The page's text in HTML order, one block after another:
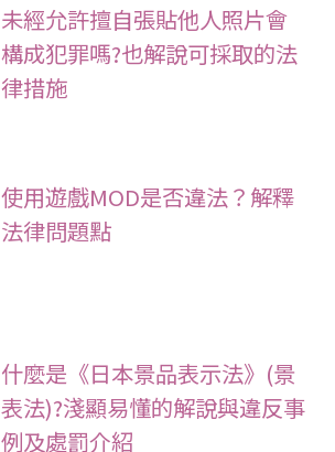
未經允許擅自張貼他人照片會
構成犯罪嗎?也解說可採取的法
律措施
使用遊戲MOD是否違法？解釋
法律問題點
什麼是《日本景品表示法》(景
表法)?淺顯易懂的解說與違反事
例及處罰介紹